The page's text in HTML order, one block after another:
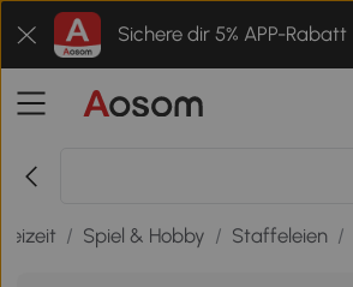
Sichere dir 5% APP-Rabatt
/ Spiel & Hobby / Staffeleien /